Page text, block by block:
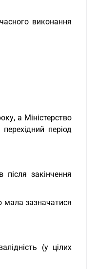
виконання
а Міністерство
період
закінчення
мала зазначатися
(у цілих